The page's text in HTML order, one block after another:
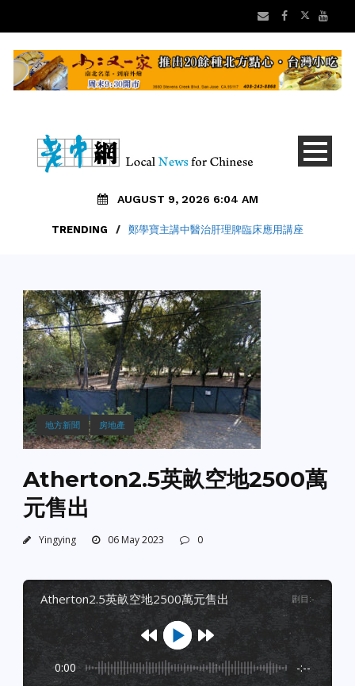
AUGUST 9, 2026 6:04 AM
TRENDING / 鄭學寶主講中醫治肝理脾臨床應用講座
地方新聞 房地產
Atherton2.5英畝空地2500萬
元售出
Yingying 06 May 2023 0
atherton2.5英畝空地2500萬元售出 剧目 :-
0:00 -:--